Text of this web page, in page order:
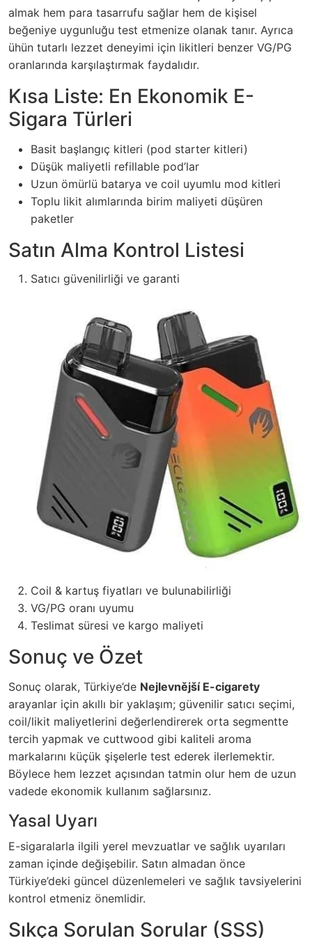
almak hem para tasarrufu sağlar hem de kişisel
beğeniye uygunluğu test etmenize olanak tanır. Ayrıca
ühün tutarlı lezzet deneyimi için likitleri benzer VG/PG
oranlarında karşılaştırmak faydalıdır.
Kısa Liste: En Ekonomik E-
Sigara Türleri
Basit başlangıç kitleri (pod starter kitleri)
Düşük maliyetli refillable pod’lar
Uzun ömürlü batarya ve coil uyumlu mod kitleri
Toplu likit alımlarında birim maliyeti düşüren
paketler
Satın Alma Kontrol Listesi
Satıcı güvenilirliği ve garanti
Coil & kartuş fiyatları ve bulunabilirliği
VG/PG oranı uyumu
Teslimat süresi ve kargo maliyeti
Sonuç ve Özet
Sonuç olarak, Türkiye’de Nejlevnější E-cigarety
arayanlar için akıllı bir yaklaşım; güvenilir satıcı seçimi,
coil/likit maliyetlerini değerlendirerek orta segmentte
tercih yapmak ve cuttwood gibi kaliteli aroma
markalarını küçük şişelerle test ederek ilerlemektir.
Böylece hem lezzet açısından tatmin olur hem de uzun
vadede ekonomik kullanım sağlarsınız.
Yasal Uyarı
E-sigaralarla ilgili yerel mevzuatlar ve sağlık uyarıları
zaman içinde değişebilir. Satın almadan önce
Türkiye’deki güncel düzenlemeleri ve sağlık tavsiyelerini
kontrol etmeniz önemlidir.
Sıkça Sorulan Sorular (SSS)